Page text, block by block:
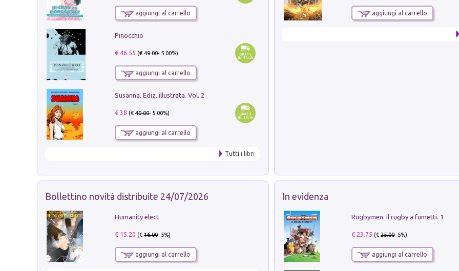
aggiungi al carrello
Pinocchio
€ 46.55 (€49.00- 5.00%)
aggiungi al carrello
Susanna. Ediz. illustrata. Vol. 2
€ 38 (€40.00- 5.00%)
aggiungi al carrello
Tutti i libri
aggiungi al carrello
Bollettino novità distribuite 24/07/2026
Humanity elect
€ 15.20 (€16.00- 5%)
aggiungi al carrello
In evidenza
Rugbymen. Il rugby a fumetti. 1
€ 23.75 (€25.00- 5%)
aggiungi al carrello